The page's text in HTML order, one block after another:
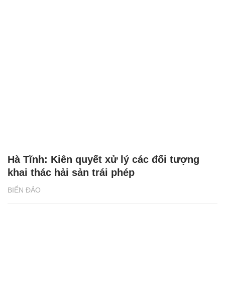
BIỂN ĐẢO
Hà Tĩnh: Kiên quyết xử lý các đối tượng
khai thác hải sản trái phép